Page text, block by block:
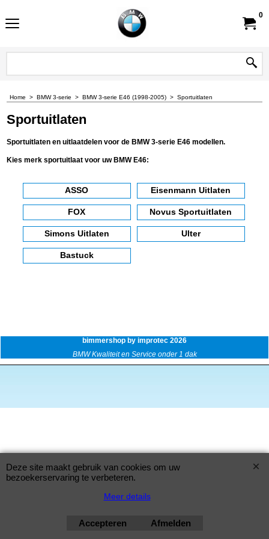
0
Home > BMW 3-serie > BMW 3-serie E46 (1998-2005) > Sportuitlaten
Sportuitlaten
Sportuitlaten en uitlaatdelen voor de BMW 3-serie E46 modellen.
Kies merk sportuitlaat voor uw BMW E46:
ASSO Eisenmann Uitlaten
FOX Novus Sportuitlaten
Simons Uitlaten Ulter
Bastuck
bimmershop by improtec 2026
BMW Kwaliteit en Service onder 1 dak
Deze site maakt gebruik van cookies om uw
bezoekerservaring te verbeteren.
Meer details
Accepteren Afmelden